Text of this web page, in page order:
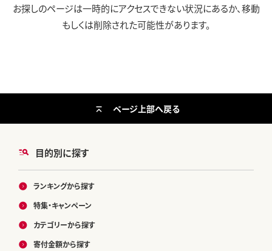
お探しのページは一時的にアクセスできない状況にあるか、移動
もしくは削除された可能性があります。
目的別に探す
ランキングから探す
特集・キャンペーン
カテゴリーから探す
寄付金額から探す
ページ上部へ戻る